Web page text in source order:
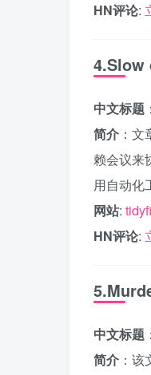
HN评论:
4.Slow
中文标题
简介 ：
赖会议来
用自动化
网站:
HN评论:
中文标题
简介 ：